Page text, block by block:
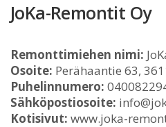
JoKa-Remontit Oy
Remonttimiehen nimi:
Osoite: Perähaantie 63,
Puhelinnumero:
Sähköpostiosoite:
Kotisivut: www.joka-